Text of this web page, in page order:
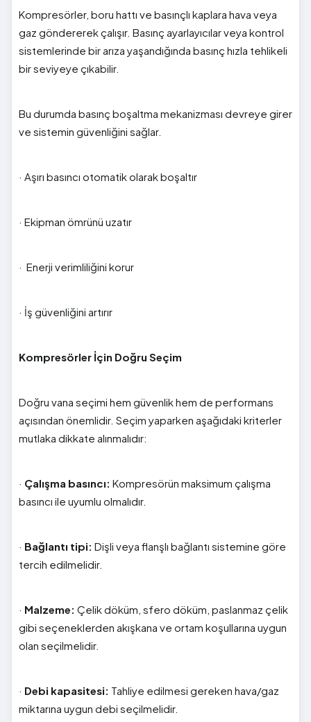
Kompresörler, boru hattı ve basınçlı kaplara hava veya
gaz göndererek çalışır. Basınç ayarlayıcılar veya kontrol
sistemlerinde bir arıza yaşandığında basınç hızla tehlikeli
bir seviyeye çıkabilir.
Bu durumda basınç boşaltma mekanizması devreye girer
ve sistemin güvenliğini sağlar.
· Aşırı basıncı otomatik olarak boşaltır
· Ekipman ömrünü uzatır
· Enerji verimliliğini korur
· İş güvenliğini artırır
Kompresörler İçin Doğru Seçim
Doğru vana seçimi hem güvenlik hem de performans
açısından önemlidir. Seçim yaparken aşağıdaki kriterler
mutlaka dikkate alınmalıdır:
· Çalışma basıncı: Kompresörün maksimum çalışma
basıncı ile uyumlu olmalıdır.
· Bağlantı tipi: Dişli veya flanşlı bağlantı sistemine göre
tercih edilmelidir.
· Malzeme: Çelik döküm, sfero döküm, paslanmaz çelik
gibi seçeneklerden akışkana ve ortam koşullarına uygun
olan seçilmelidir.
· Debi kapasitesi: Tahliye edilmesi gereken hava/gaz
miktarına uygun debi seçilmelidir.